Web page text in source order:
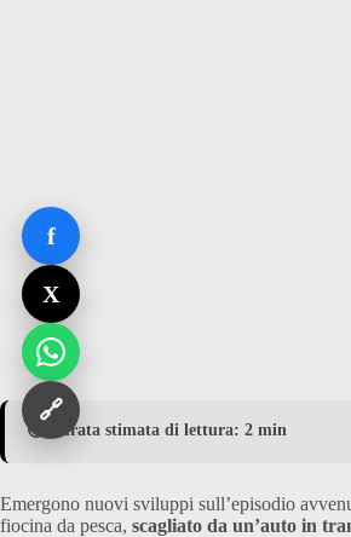
⏱️ Durata stimata di lettura: 2 min
Emergono nuovi sviluppi sull’episodio
fiocina da pesca, scagliato da un’auto in
f
X
🔗